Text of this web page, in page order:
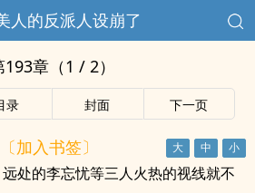
人的反派人设崩了
193章（1 / 2）
录 封面 下一页
〔加入书签〕
处的李忘忧等三人火热的视线就不